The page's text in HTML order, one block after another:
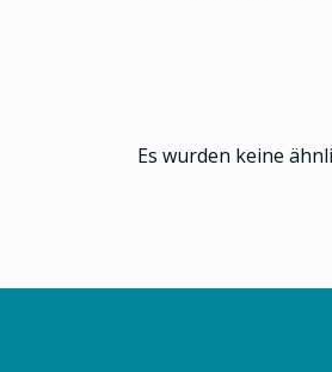
Es wurden keine